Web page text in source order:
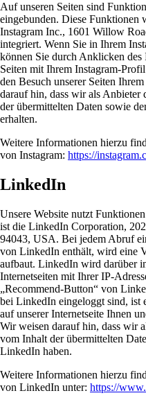
Auf unseren Seiten sind
eingebunden. Diese Funktionen
Instagram Inc., 1601 Willow
integriert. Wenn Sie in Ihrem
können Sie durch Anklicken des
Seiten mit Ihrem Instagram-
den Besuch unserer Seiten
darauf hin, dass wir als
der übermittelten Daten sowie
erhalten.
Weitere Informationen hierzu
von Instagram: https://
LinkedIn
Unsere Website nutzt
ist die LinkedIn Corporation,
94043, USA. Bei jedem Abruf
von LinkedIn enthält, wird eine
aufbaut. LinkedIn wird darüber
Internetseiten mit Ihrer IP-
„Recommend-Button“ von
bei LinkedIn eingeloggt sind, ist
auf unserer Internetseite Ihnen
Wir weisen darauf hin, dass wir
vom Inhalt der übermittelten
LinkedIn haben.
Weitere Informationen hierzu
von LinkedIn unter: https://